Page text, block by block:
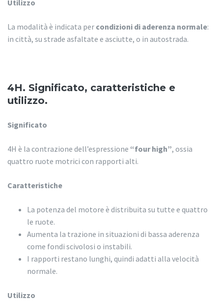
Utilizzo
La modalità è indicata per condizioni di aderenza normale:
in città, su strade asfaltate e asciutte, o in autostrada.
4H. Significato, caratteristiche e
utilizzo.
Significato
4H è la contrazione dell’espressione “four high”, ossia
quattro ruote motrici con rapporti alti.
Caratteristiche
La potenza del motore è distribuita su tutte e quattro
le ruote.
Aumenta la trazione in situazioni di bassa aderenza
come fondi scivolosi o instabili.
I rapporti restano lunghi, quindi adatti alla velocità
normale.
Utilizzo